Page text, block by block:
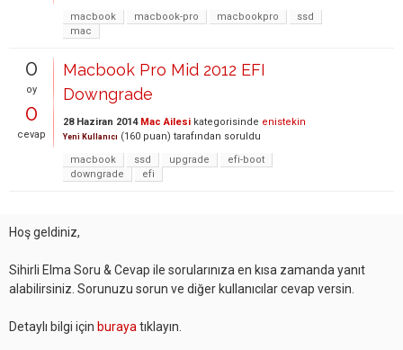
macbook
macbook-pro macbookpro
ssd
mac
0
oy
0
cevap
Macbook Pro Mid 2012 EFI
Downgrade
28 Haziran 2014 Mac Ailesi kategorisinde enistekin
Yeni Kullanıcı (160 puan) tarafından soruldu
macbook
ssd upgrade
efi-boot
downgrade
efi
Hoş geldiniz,
Sihirli Elma Soru & Cevap ile sorularınıza en kısa zamanda yanıt
alabilirsiniz. Sorunuzu sorun ve diğer kullanıcılar cevap versin.
Detaylı bilgi için buraya tıklayın.